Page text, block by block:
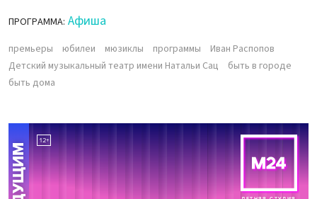
ПРОГРАММА: Афиша
премьеры юбилеи мюзиклы программы
Иван Распопов
Детский музыкальный театр имени Натальи Сац
быть в городе
быть дома